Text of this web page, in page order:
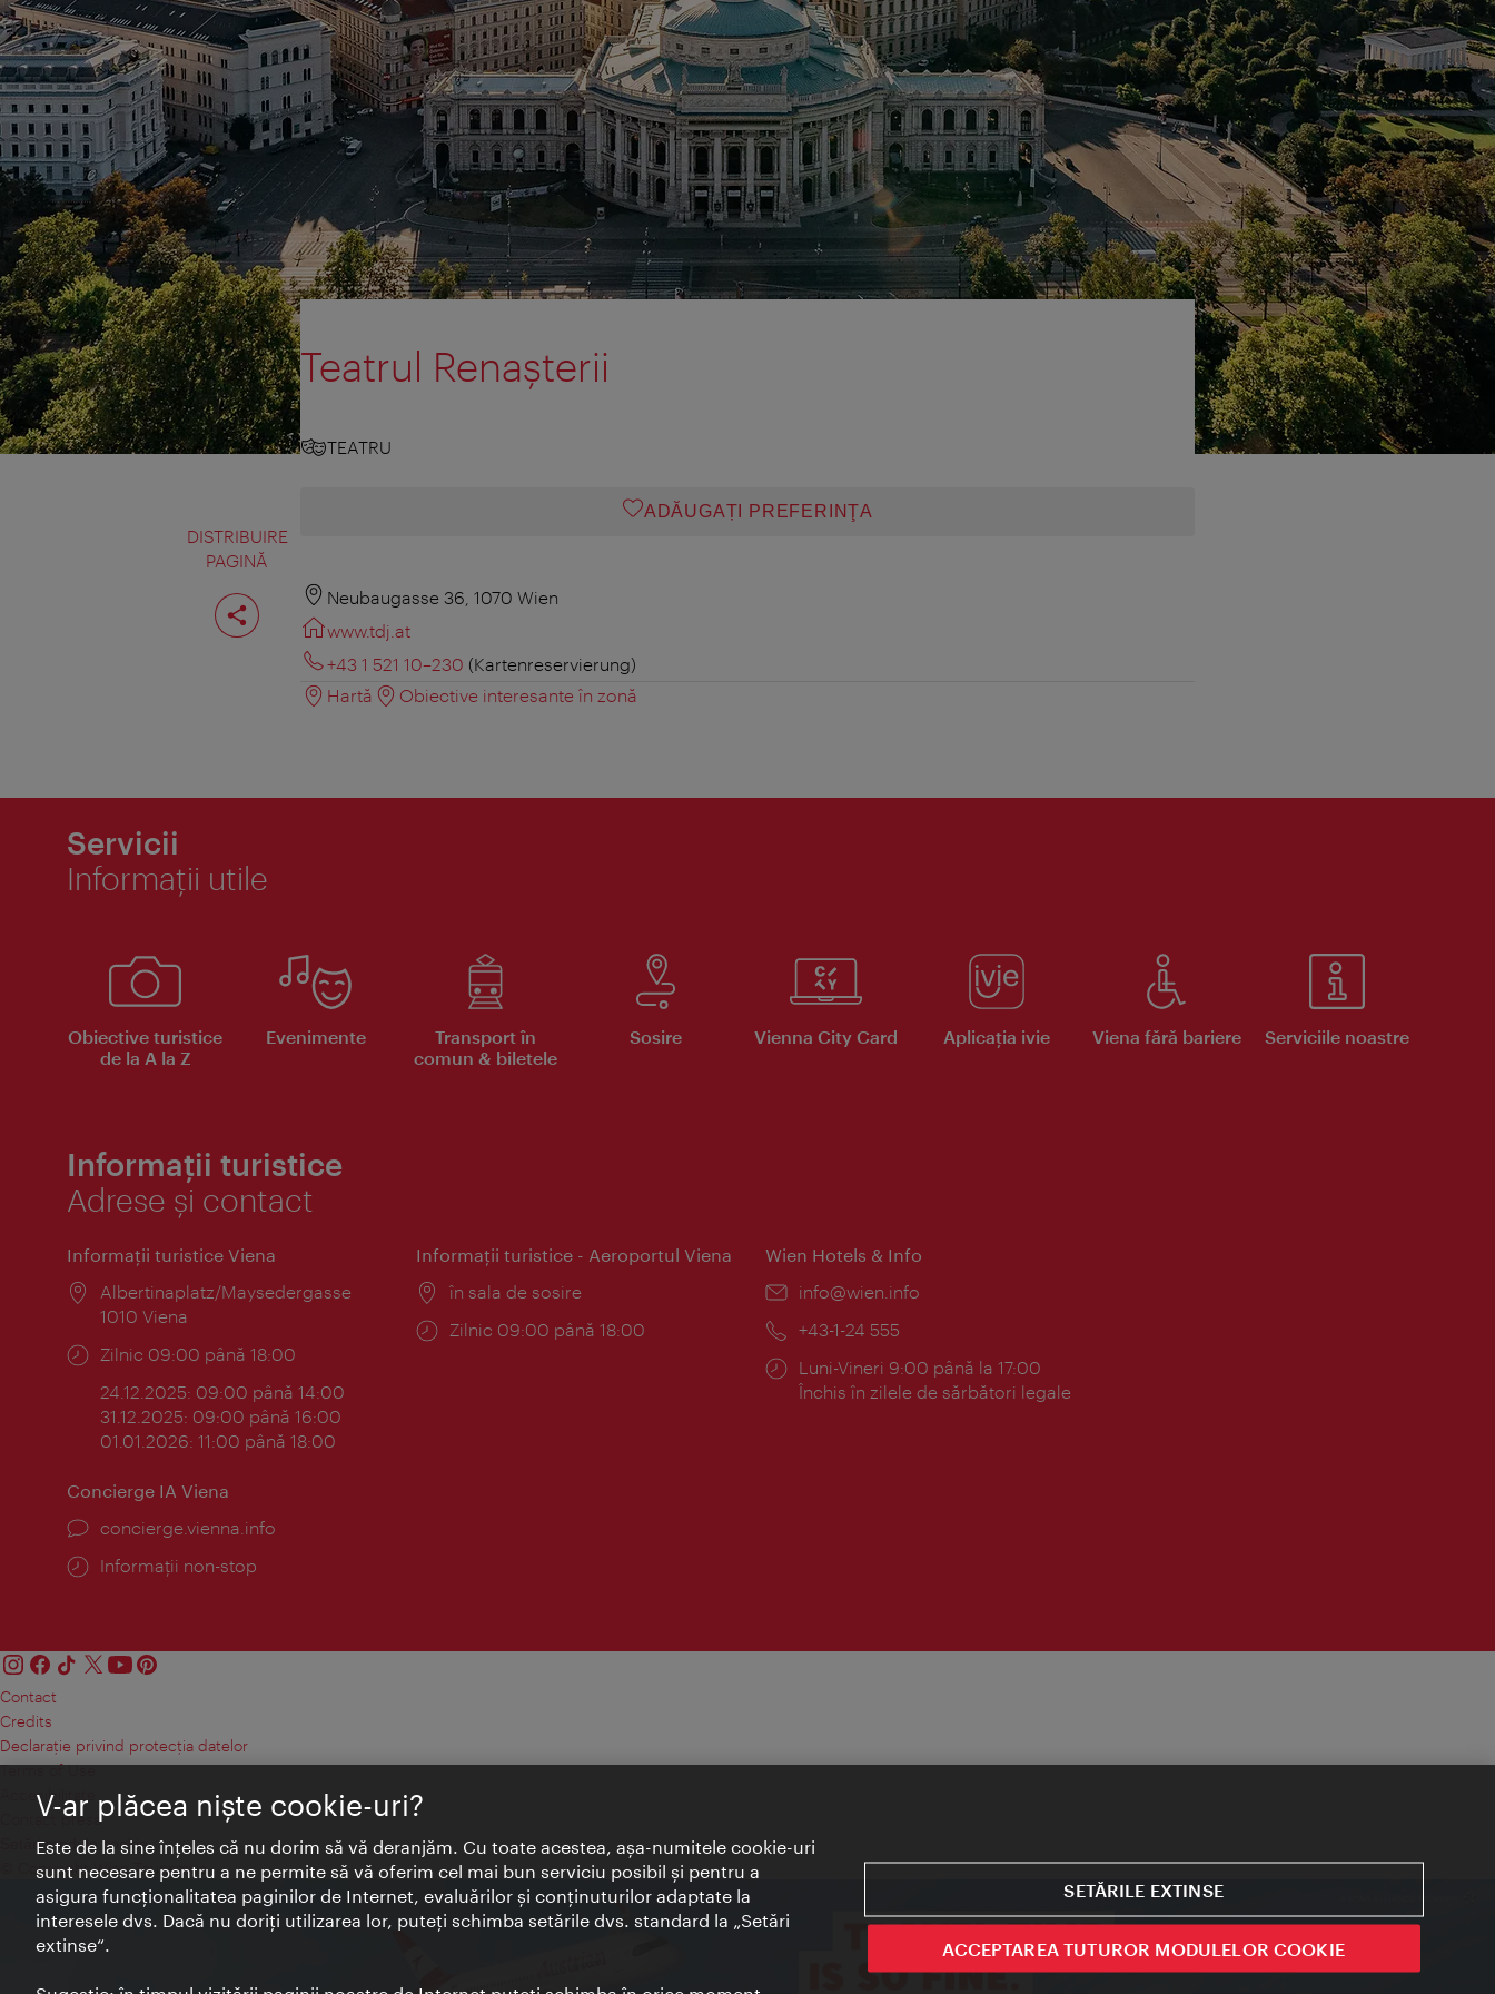
DISTRIBUIRE
PAGINĂ
Distribuiţi
pagina
Teatrul Renaşterii
TEATRU
ADĂUGAȚI PREFERINŢA
Neubaugasse 36, 1070 Wien
www.tdj.at
+43 1 521 10–230 (Kartenreservierung)
Hartă
Obiective interesante în zonă
Servicii
Informaţii utile
Obiective turistice
de la A la Z
Evenimente
Transport în
comun & biletele
Sosire Vienna City Card Aplicaţia ivie Viena fără bariere Serviciile noastre
Informații turistice
Adrese și contact
Informaţii turistice Viena
Locul:
Albertinaplatz/Maysedergasse
1010 Viena
Program:
Zilnic 09:00 până 18:00
24.12.2025: 09:00 până 14:00
31.12.2025: 09:00 până 16:00
01.01.2026: 11:00 până 18:00
Informaţii turistice - Aeroportul Viena
Locul:
în sala de sosire
Program:
Zilnic 09:00 până 18:00
Wien Hotels & Info
E-
info@wien.info
Telefon:
+43-1-24 555
Program:
Luni-Vineri 9:00 până la 17:00
Închis în zilele de sărbători legale
Concierge IA Viena
concierge.vienna.info
Informații non-stop
Contact
Credits
Declaraţie privind protecţia datelor
Terms of Use
Accesibilitate
Contact presa
Setări module cookie
© Copyright Wien Tourismus
V-ar plăcea nişte cookie-uri?
Este de la sine înţeles că nu dorim să vă deranjăm. Cu toate acestea, aşa-numitele cookie-uri
sunt necesare pentru a ne permite să vă oferim cel mai bun serviciu posibil şi pentru a
asigura funcţionalitatea paginilor de Internet, evaluărilor şi conţinuturilor adaptate la
interesele dvs. Dacă nu doriţi utilizarea lor, puteţi schimba setările dvs. standard la „Setări
extinse“.
SETĂRILE EXTINSE
ACCEPTAREA TUTUROR MODULELOR COOKIE